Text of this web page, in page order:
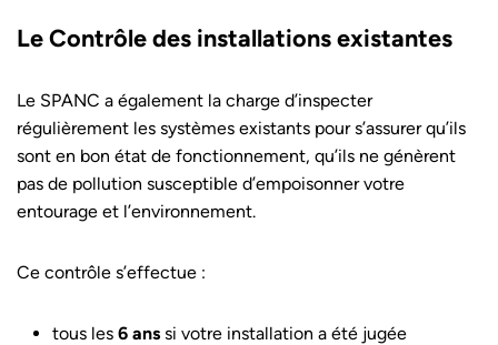
Le Contrôle des installations existantes
Le SPANC a également la charge d’inspecter
régulièrement les systèmes existants pour s’assurer qu’ils
sont en bon état de fonctionnement, qu’ils ne génèrent
pas de pollution susceptible d’empoisonner votre
entourage et l’environnement.
Ce contrôle s’effectue :
tous les 6 ans si votre installation a été jugée